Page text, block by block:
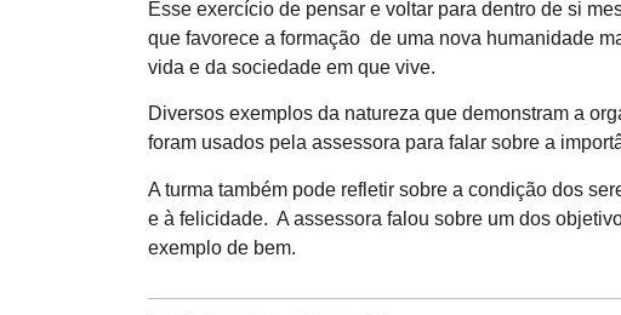
Esse exercício de pensar e voltar para dentro de si
que favorece a formação de uma nova humanidade
vida e da sociedade em que vive.
Diversos exemplos da natureza que demonstram a
foram usados pela assessora para falar sobre a
A turma também pode refletir sobre a condição dos
e à felicidade. A assessora falou sobre um dos
exemplo de bem.